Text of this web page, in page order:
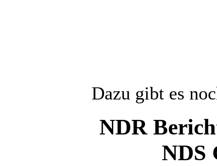
Dazu gibt es
NDR
NDS